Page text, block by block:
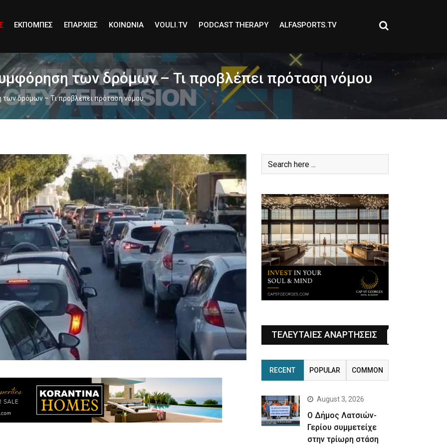
ΕΚΠΟΜΠΕΣ ΕΠΑΡΧΙΕΣ ΚΟΙΝΩΝΙΑ VOULI.TV PODCAST THERAPY ALFASPORTS.TV
των δρόμων – Τι προβλέπει πρόταση νόμου
δρόμων – Τι προβλέπει πρόταση νόμου
ΤΕΛΕΥΤΑΙΕΣ ΑΝΑΡΤΗΣΕΙΣ
RECENT POPULAR COMMON
August 3, 2026
Ο Δήμος Λατσιών-
Γερίου συμμετείχε
στην τρίωρη στάση